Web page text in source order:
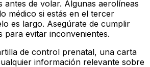
antes de volar. Algunas aerolíneas
médico si estás en el tercer
es largo. Asegúrate de cumplir
para evitar inconvenientes.
de control prenatal, una carta
información relevante sobre